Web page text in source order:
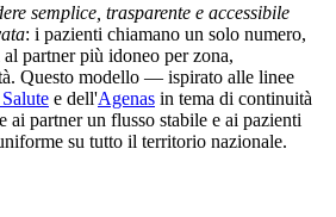
semplice, trasparente e accessibile
: i pazienti chiamano un solo numero,
partner più idoneo per zona,
Questo modello — ispirato alle linee
e dell'Agenas in tema di continuità
ai partner un flusso stabile e ai pazienti
su tutto il territorio nazionale.